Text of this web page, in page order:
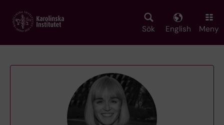
main
Sök English Meny